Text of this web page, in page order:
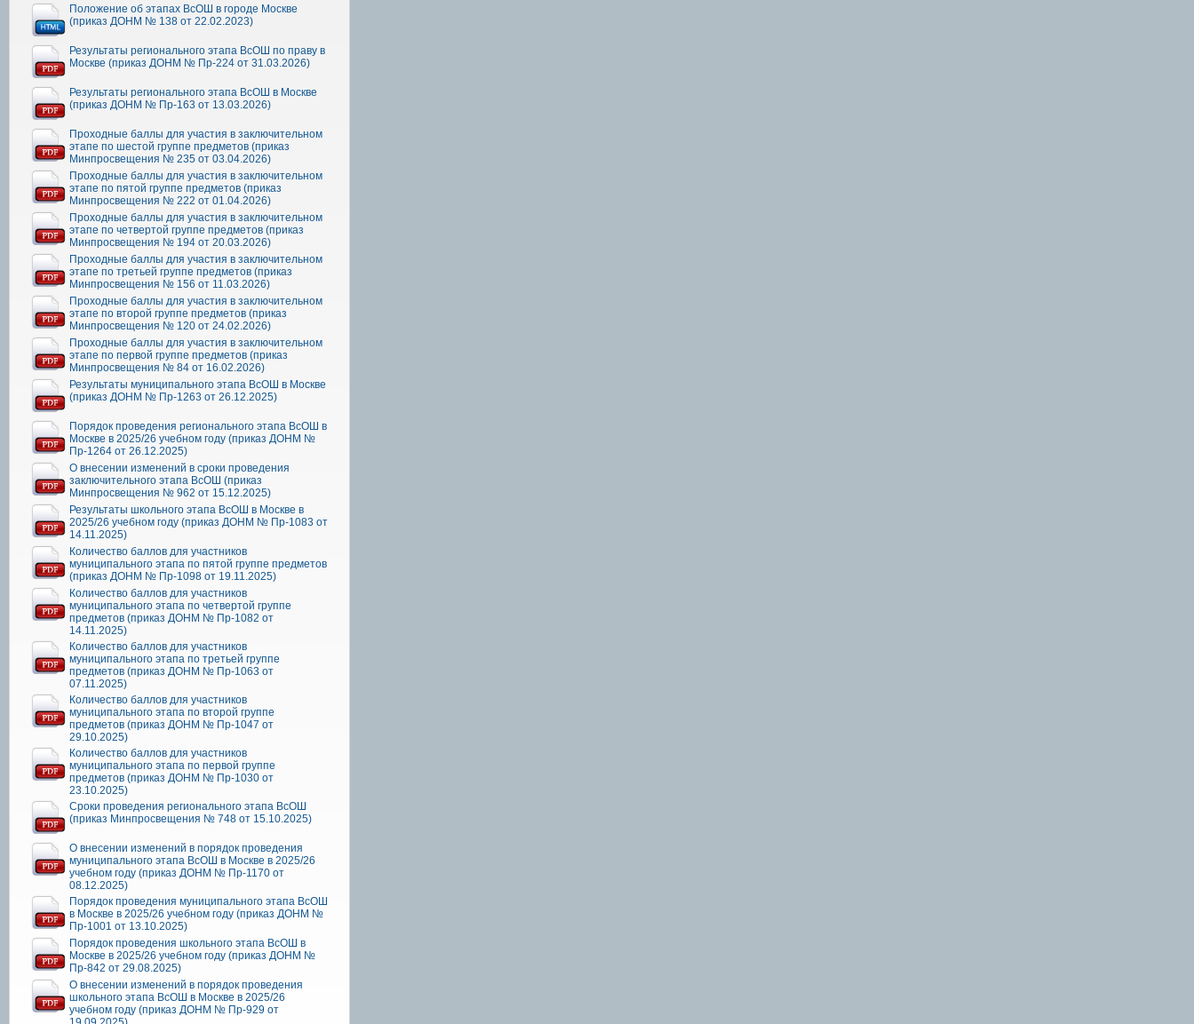
Положение об этапах ВсОШ в городе Москве
(приказ ДОНМ № 138 от 22.02.2023)
Результаты регионального этапа ВсОШ по праву в
Москве (приказ ДОНМ № Пр-224 от 31.03.2026)
Результаты регионального этапа ВсОШ в Москве
(приказ ДОНМ № Пр-163 от 13.03.2026)
Проходные баллы для участия в заключительном
этапе по шестой группе предметов (приказ
Минпросвещения № 235 от 03.04.2026)
Проходные баллы для участия в заключительном
этапе по пятой группе предметов (приказ
Минпросвещения № 222 от 01.04.2026)
Проходные баллы для участия в заключительном
этапе по четвертой группе предметов (приказ
Минпросвещения № 194 от 20.03.2026)
Проходные баллы для участия в заключительном
этапе по третьей группе предметов (приказ
Минпросвещения № 156 от 11.03.2026)
Проходные баллы для участия в заключительном
этапе по второй группе предметов (приказ
Минпросвещения № 120 от 24.02.2026)
Проходные баллы для участия в заключительном
этапе по первой группе предметов (приказ
Минпросвещения № 84 от 16.02.2026)
Результаты муниципального этапа ВсОШ в Москве
(приказ ДОНМ № Пр-1263 от 26.12.2025)
Порядок проведения регионального этапа ВсОШ в
Москве в 2025/26 учебном году (приказ ДОНМ №
Пр-1264 от 26.12.2025)
О внесении изменений в сроки проведения
заключительного этапа ВсОШ (приказ
Минпросвещения № 962 от 15.12.2025)
Результаты школьного этапа ВсОШ в Москве в
2025/26 учебном году (приказ ДОНМ № Пр-1083 от
14.11.2025)
Количество баллов для участников
муниципального этапа по пятой группе предметов
(приказ ДОНМ № Пр-1098 от 19.11.2025)
Количество баллов для участников
муниципального этапа по четвертой группе
предметов (приказ ДОНМ № Пр-1082 от
14.11.2025)
Количество баллов для участников
муниципального этапа по третьей группе
предметов (приказ ДОНМ № Пр-1063 от
07.11.2025)
Количество баллов для участников
муниципального этапа по второй группе
предметов (приказ ДОНМ № Пр-1047 от
29.10.2025)
Количество баллов для участников
муниципального этапа по первой группе
предметов (приказ ДОНМ № Пр-1030 от
23.10.2025)
Сроки проведения регионального этапа ВсОШ
(приказ Минпросвещения № 748 от 15.10.2025)
О внесении изменений в порядок проведения
муниципального этапа ВсОШ в Москве в 2025/26
учебном году (приказ ДОНМ № Пр-1170 от
08.12.2025)
Порядок проведения муниципального этапа ВсОШ
в Москве в 2025/26 учебном году (приказ ДОНМ №
Пр-1001 от 13.10.2025)
Порядок проведения школьного этапа ВсОШ в
Москве в 2025/26 учебном году (приказ ДОНМ №
Пр-842 от 29.08.2025)
О внесении изменений в порядок проведения
школьного этапа ВсОШ в Москве в 2025/26
учебном году (приказ ДОНМ № Пр-929 от